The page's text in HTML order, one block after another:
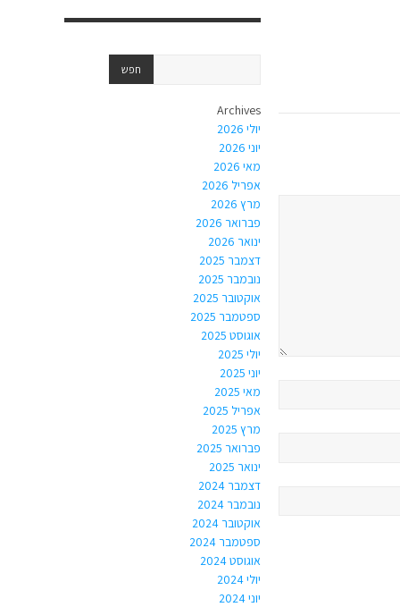
Archives
יולי 2026
יוני 2026
מאי 2026
אפריל 2026
מרץ 2026
פברואר 2026
ינואר 2026
דצמבר 2025
נובמבר 2025
אוקטובר 2025
ספטמבר 2025
אוגוסט 2025
יולי 2025
יוני 2025
מאי 2025
אפריל 2025
מרץ 2025
פברואר 2025
ינואר 2025
דצמבר 2024
נובמבר 2024
אוקטובר 2024
ספטמבר 2024
אוגוסט 2024
יולי 2024
יוני 2024